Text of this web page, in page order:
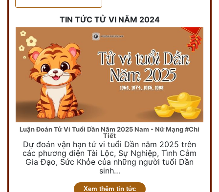
TIN TỨC TỬ VI NĂM 2024
Luận Đoán Tử Vi Tuổi Dần Năm 2025 Nam - Nữ Mạng #Chi
Tiết
Dự đoán vận hạn tử vi tuổi Dần năm 2025 trên
các phương diện Tài Lộc, Sự Nghiệp, Tình Cảm
Gia Đạo, Sức Khỏe của những người tuổi Dần
sinh…
Xem thêm tin tức